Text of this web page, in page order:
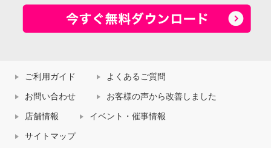
ご利用ガイド よくあるご質問
お問い合わせ お客様の声から改善しました
店舗情報 イベント・催事情報
サイトマップ